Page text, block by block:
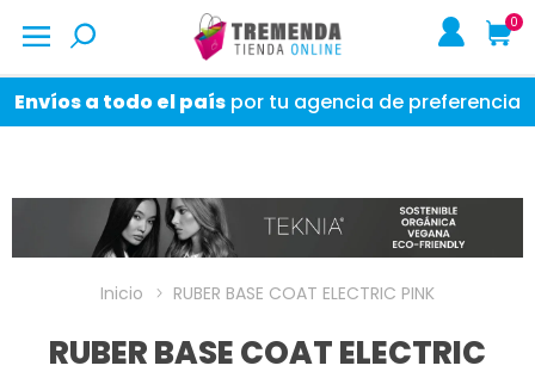
0
Envíos a todo el país por tu agencia de preferencia
Inicio RUBER BASE COAT ELECTRIC PINK
RUBER BASE COAT ELECTRIC